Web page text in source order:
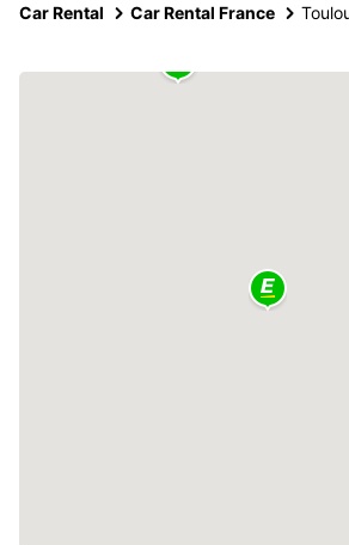
Car Rental Car Rental France